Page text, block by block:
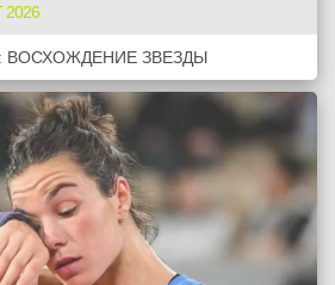
2026
ВОСХОЖДЕНИЕ ЗВЕЗДЫ